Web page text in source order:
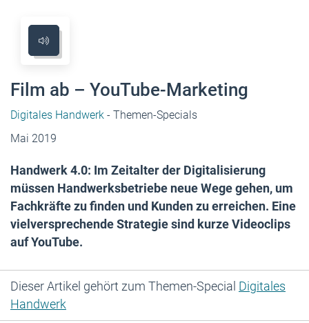
Film ab – YouTube-Marketing
Digitales Handwerk - Themen-Specials
Mai 2019
Handwerk 4.0: Im Zeitalter der Digitalisierung
müssen Handwerksbetriebe neue Wege gehen, um
Fachkräfte zu finden und Kunden zu erreichen. Eine
vielversprechende ­Strategie sind kurze Videoclips
auf YouTube.
Dieser Artikel gehört zum Themen-Special Digitales
Handwerk